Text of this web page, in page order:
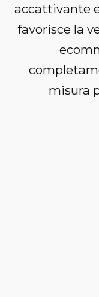
accattivante
favorisce la
misura